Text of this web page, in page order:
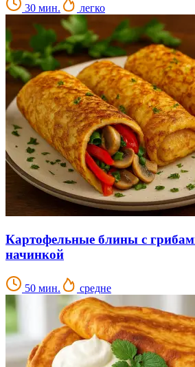
30 мин. легко
Картофельные блины с
начинкой
50 мин. средне